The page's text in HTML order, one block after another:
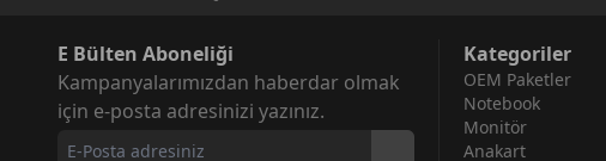
E Bülten Aboneliği
Kampanyalarımızdan haberdar olmak
için e-posta adresinizi yazınız.
Kategoriler
OEM Paketler
Notebook
Monitör
Anakart